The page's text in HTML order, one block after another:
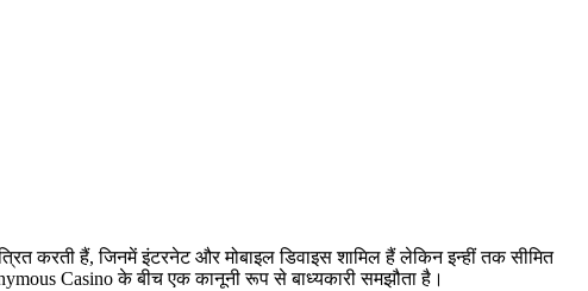
करती हैं, जिनमें इंटरनेट और मोबाइल डिवाइस शामिल हैं लेकिन इन्हीं तक सीमित
Casino के बीच एक कानूनी रूप से बाध्यकारी समझौता है।